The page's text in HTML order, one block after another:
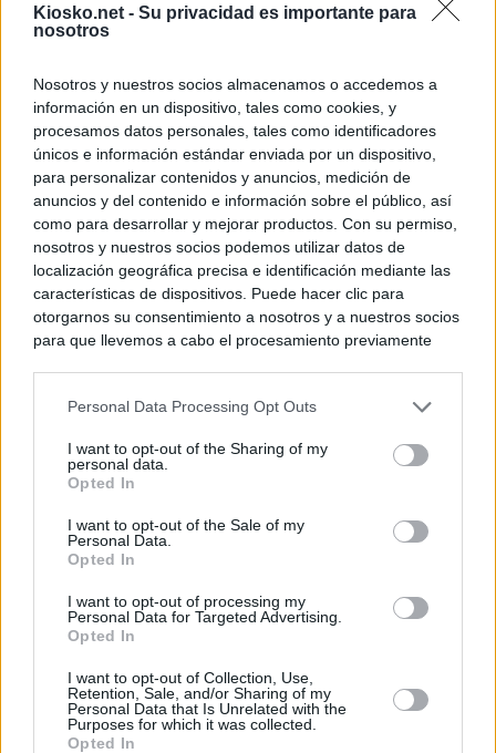
Kiosko.net - Su privacidad es importante para
nosotros
Nosotros y nuestros socios almacenamos o accedemos a
información en un dispositivo, tales como cookies, y
procesamos datos personales, tales como identificadores
únicos e información estándar enviada por un dispositivo,
para personalizar contenidos y anuncios, medición de
anuncios y del contenido e información sobre el público, así
como para desarrollar y mejorar productos. Con su permiso,
nosotros y nuestros socios podemos utilizar datos de
localización geográfica precisa e identificación mediante las
características de dispositivos. Puede hacer clic para
otorgarnos su consentimiento a nosotros y a nuestros socios
para que llevemos a cabo el procesamiento previamente
negar su consentimiento. Tenga en cuenta que algún
de su consentimiento, pero usted tiene el derecho de
rechazar tal procesamiento. Sus preferencias se aplicarán
cualquier momento entrando de nuevo en este sitio web o
visitando nuestra política de privacidad.
Personal Data Processing Opt Outs
I want to opt-out of the Sharing of my
personal data.
Opted In
I want to opt-out of the Sale of my
Personal Data.
Opted In
I want to opt-out of processing my
Personal Data for Targeted Advertising.
Opted In
I want to opt-out of Collection, Use,
Retention, Sale, and/or Sharing of my
Personal Data that Is Unrelated with the
Purposes for which it was collected.
Opted In